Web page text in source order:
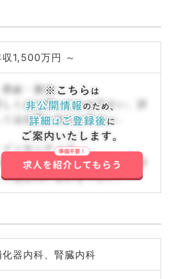
収1,500万円 ～
昇給・賞与
しくはお問い合わせ下さい。詳
くはお問い合わせ下さい。
インセンティブ
しくはお問い合わせ下さい。詳
くはお問い合わせ下さい。
化器内科、腎臓内科